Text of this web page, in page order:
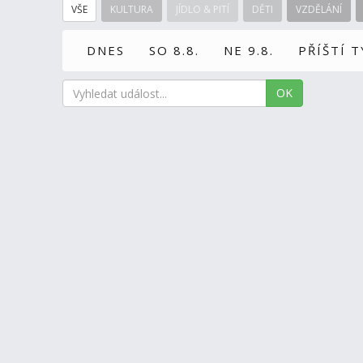
VŠE KULTURA JÍDLO & PITÍ DĚTI VZDĚLÁNÍ
DNES SO 8.8. NE 9.8. PŘÍŠTÍ
OK